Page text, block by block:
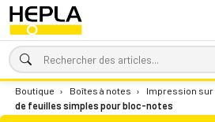
Boutique › Boîtes à notes › Impression sur
de feuilles simples pour bloc-notes